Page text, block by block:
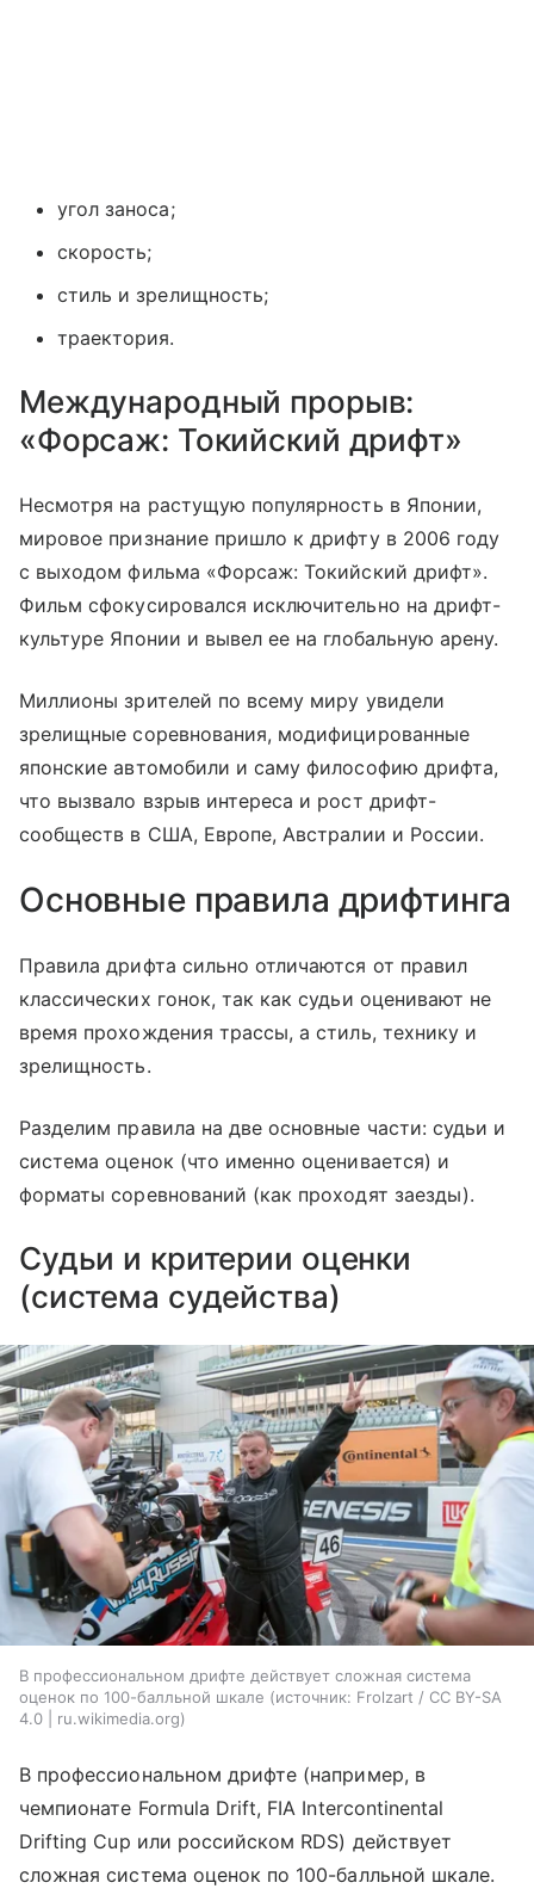
угол заноса;
скорость;
стиль и зрелищность;
траектория.
Международный прорыв:
«Форсаж: Токийский дрифт»
Несмотря на растущую популярность в Японии,
мировое признание пришло к дрифту в 2006 году
с выходом фильма «Форсаж: Токийский дрифт».
Фильм сфокусировался исключительно на дрифт-
культуре Японии и вывел ее на глобальную арену.
Миллионы зрителей по всему миру увидели
зрелищные соревнования, модифицированные
японские автомобили и саму философию дрифта,
что вызвало взрыв интереса и рост дрифт-
сообществ в США, Европе, Австралии и России.
Основные правила дрифтинга
Правила дрифта сильно отличаются от правил
классических гонок, так как судьи оценивают не
время прохождения трассы, а стиль, технику и
зрелищность.
Разделим правила на две основные части: судьи и
система оценок (что именно оценивается) и
форматы соревнований (как проходят заезды).
Судьи и критерии оценки
(система судейства)
В профессиональном дрифте действует сложная система
оценок по 100-балльной шкале
источник: Frolzart / CC BY-SA
4.0 | ru.wikimedia.org
В профессиональном дрифте (например, в
чемпионате Formula Drift, FIA Intercontinental
Drifting Cup или российском RDS) действует
сложная система оценок по 100-балльной шкале.